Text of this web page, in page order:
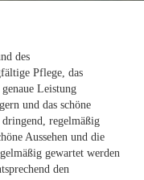
des
Pflege, das
Leistung
und das schöne
regelmäßig
Aussehen und die
gewartet werden
den